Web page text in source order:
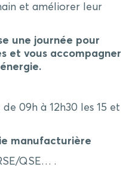
et améliorer leur
une journée pour
et vous accompagner
de 09h à 12h30 les 15 et
manufacturière
QSE… .